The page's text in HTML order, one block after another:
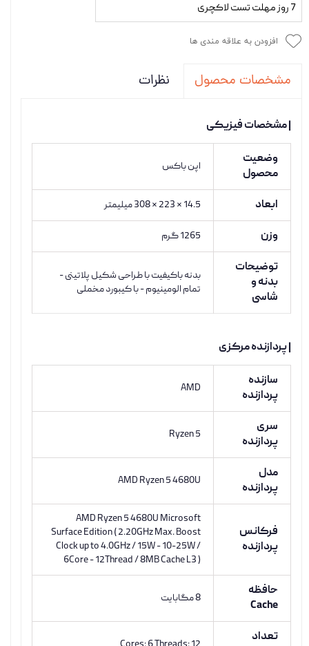
7 روز مهلت تست لاکچری
افزودن به علاقه مندی ها
مشخصات محصول نظرات
| مشخصات فیزیکی
وضعیت
محصول
اپن باکس
ابعاد 14.5 × 223 × 308 میلیمتر
وزن 1265 گرم
توضیحات
بدنه و
شاسی
بدنه باکیفیت با طراحی شکیل پلاتینی -
تمام الومینیوم - با کیبورد مخملی
| پردازنده مرکزی
سازنده
پردازنده
AMD
سری
پردازنده
Ryzen 5
مدل
پردازنده
AMD Ryzen 5 4680U
فرکانس
پردازنده
AMD Ryzen 5 4680U Microsoft
Surface Edition ( 2.20GHz Max. Boost
Clock up to 4.0GHz / 15W - 10-25W /
6Core - 12Thread / 8MB Cache L3 )
حافظه
Cache
8 مگابایت
تعداد